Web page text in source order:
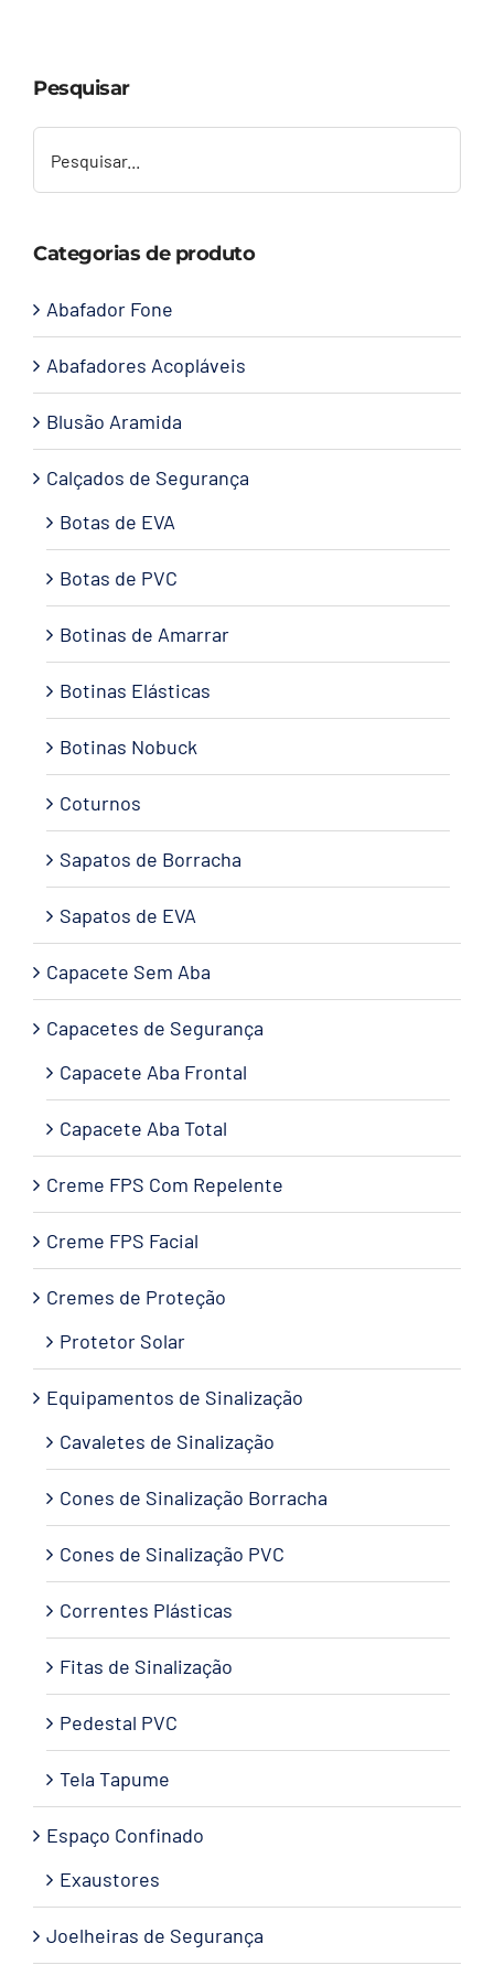
Contato
Pesquisar
Categorias de produto
Abafador Fone
Abafadores Acopláveis
Blusão Aramida
Calçados de Segurança
Botas de EVA
Botas de PVC
Botinas de Amarrar
Botinas Elásticas
Botinas Nobuck
Coturnos
Sapatos de Borracha
Sapatos de EVA
Capacete Sem Aba
Capacetes de Segurança
Capacete Aba Frontal
Capacete Aba Total
Creme FPS Com Repelente
Creme FPS Facial
Cremes de Proteção
Protetor Solar
Equipamentos de Sinalização
Cavaletes de Sinalização
Cones de Sinalização Borracha
Cones de Sinalização PVC
Correntes Plásticas
Fitas de Sinalização
Pedestal PVC
Tela Tapume
Espaço Confinado
Exaustores
Joelheiras de Segurança